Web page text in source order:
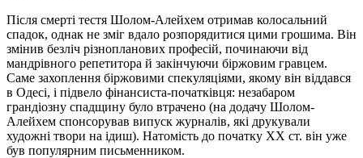
Після смерті тестя Шолом-Алейхем отримав колосальний
спадок, однак не зміг вдало розпорядитися цими грошима. Він
змінив безліч різнопланових професій, починаючи від
мандрівного репетитора й закінчуючи біржовим гравцем.
Саме захоплення біржовими спекуляціями, якому він віддався
в Одесі, і підвело фінансиста-початківця: незабаром
грандіозну спадщину було втрачено (на додачу Шолом-
Алейхем спонсорував випуск журналів, які друкували
художні твори на ідиш). Натомість до початку XX ст. він уже
був популярним письменником.